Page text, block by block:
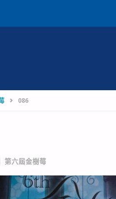
086
第六屆金樹莓